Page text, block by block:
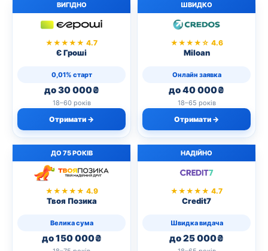
ВИГІДНО
★★★★★ 4.7
Є Гроші
0,01% старт
до 30 000₴
18–60 років
Отримати →
ШВИДКО
★★★★☆ 4.6
Miloan
Онлайн заявка
до 40 000₴
18–65 років
Отримати →
ДО 75 РОКІВ
★★★★★ 4.9
Твоя Позика
Велика сума
до 150 000₴
НАДІЙНО
★★★★★ 4.7
Credit7
Швидка видача
до 25 000₴